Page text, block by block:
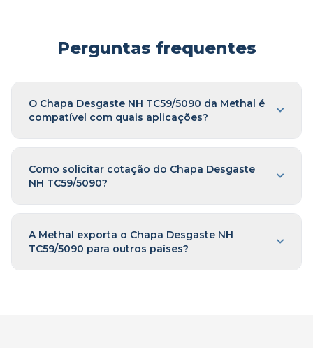
Perguntas frequentes
O Chapa Desgaste NH TC59/5090 da Methal é
compatível com quais aplicações?
Como solicitar cotação do Chapa Desgaste
NH TC59/5090?
A Methal exporta o Chapa Desgaste NH
TC59/5090 para outros países?